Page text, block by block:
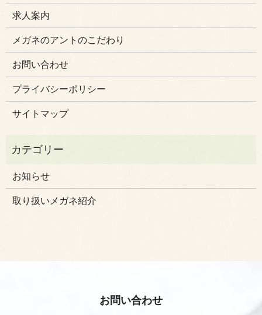
求人案内
メガネのアントのこだわり
お問い合わせ
プライバシーポリシー
サイトマップ
お知らせ
取り扱いメガネ紹介
お問い合わせ